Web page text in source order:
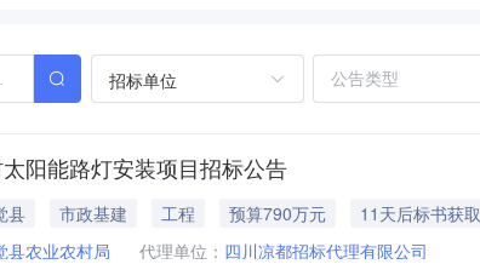
招标单位
阳能路灯安装项目招标公告
县 市政基建 工程 预算790万元 11天后标书获
县农业农村局 代理单位： 四川凉都招标代理有限公司